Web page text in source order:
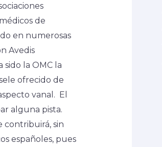
de
en numerosas
Avedis
la OMC la
ofrecido de
vanal. El
alguna pista.
contribuirá, sin
españoles, pues